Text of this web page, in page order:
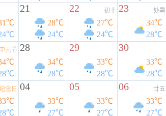
21
28℃
24℃
22 初十
27℃
24℃
23 处暑
34℃
28℃
中元节 28
34℃
28℃
29
33℃
28℃
30
33℃
28℃
念日 04
33℃
27℃
05
33℃
27℃
06 廿五
33℃
27℃